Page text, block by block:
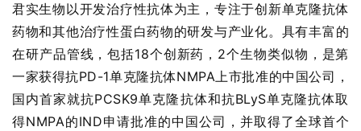
讯
视
频
专
区
君实生物以开发治疗性抗体为主，专注于创新单克隆抗体
药物和其他治疗性蛋白药物的研发与产业化。 具有丰富的
在研产品管线，包括18个创新药，2个生物类似物，是第
一家获得抗PD-1单克隆抗体NMPA上市批准的中国公司，
国内首家就抗PCSK9单克隆抗体和抗BLyS单克隆抗体取
得NMPA的IND申请批准的中国公司，并取得了全球首个